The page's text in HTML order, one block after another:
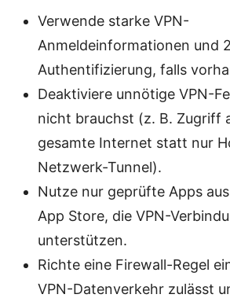
Verwende starke VPN-
Anmeldeinformationen und
Authentifizierung, falls
Deaktiviere unnötige VPN-
nicht brauchst (z. B. Zugriff
gesamte Internet statt nur
Netzwerk-Tunnel).
Nutze nur geprüfte Apps
App Store, die VPN-
unterstützen.
Richte eine Firewall-Regel
VPN-Datenverkehr zulässt